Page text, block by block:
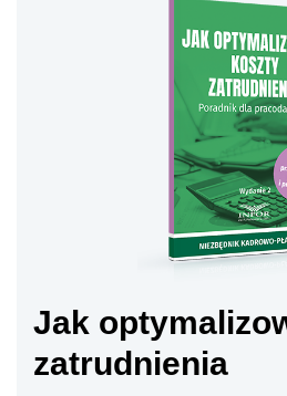
Jak
zatrudnienia